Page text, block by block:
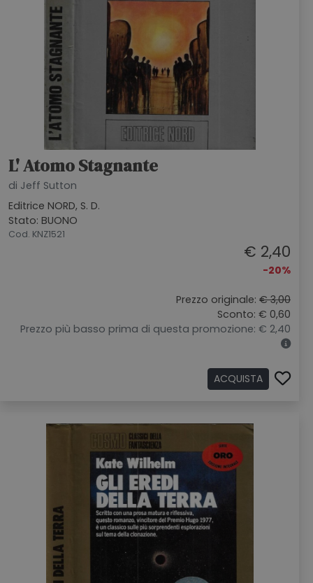
L' Atomo Stagnante
di Jeff Sutton
Editrice NORD, S. D.
Stato: BUONO
Cod. KNZ1521
€ 2,40
-20%
Prezzo originale: € 3,00
Sconto: € 0,60
Prezzo più basso prima di questa promozione: € 2,40
ACQUISTA